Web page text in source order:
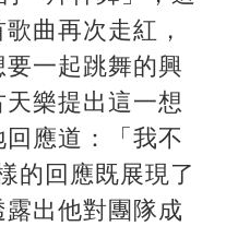
曲再次走紅，
一起跳舞的興
樂提出這一想
應道：「我不
的回應既展現了
出他對團隊成